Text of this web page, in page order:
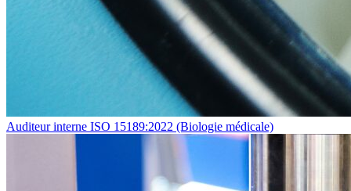
Auditeur interne ISO 15189:2022 (Biologie médicale)